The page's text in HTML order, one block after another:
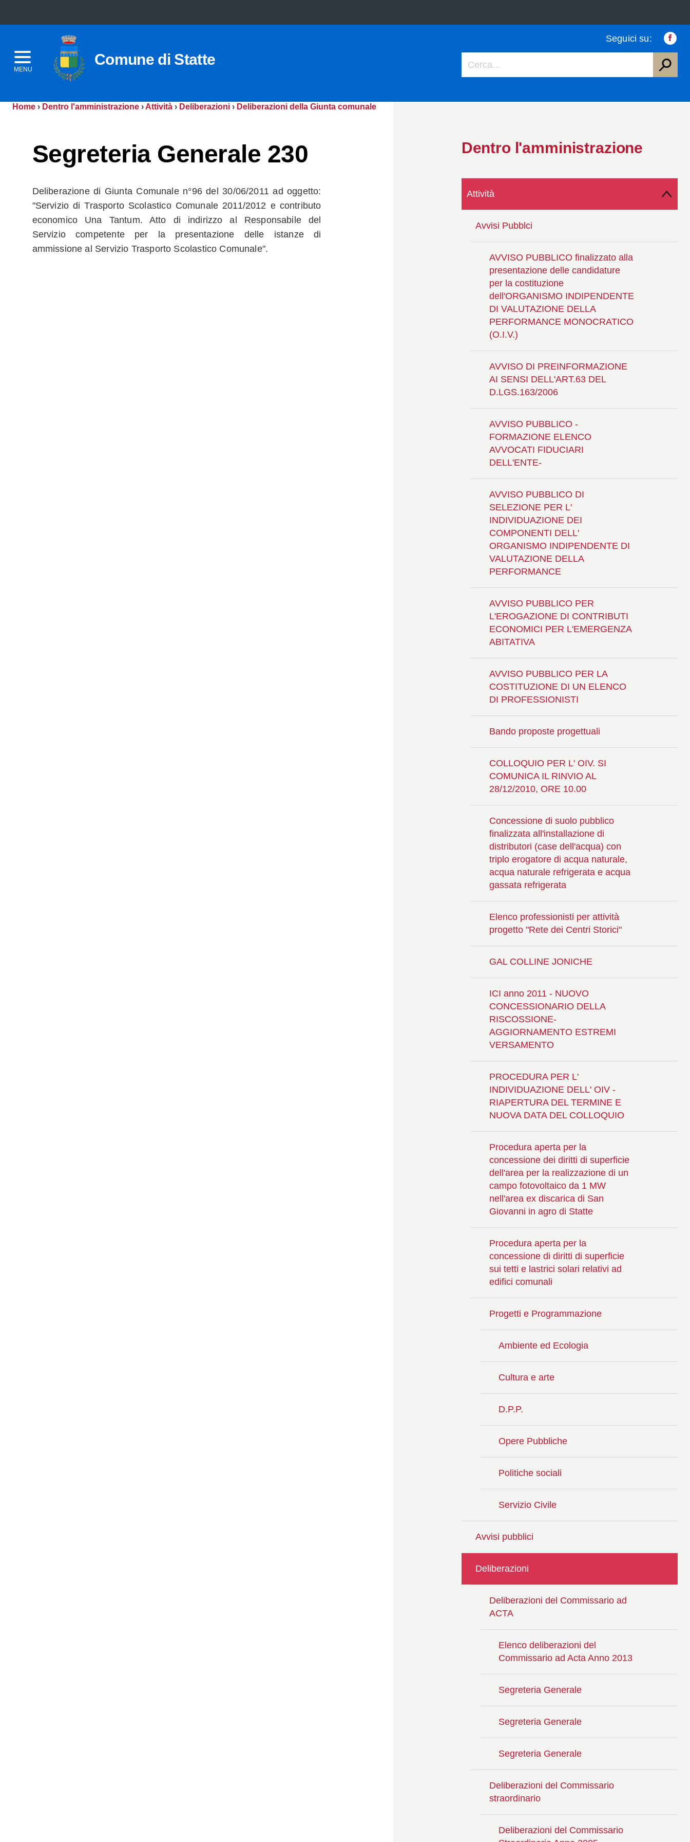
MENU
Comune di Statte
Seguici su:
Home › Dentro l'amministrazione › Attività › Deliberazioni › Deliberazioni della Giunta comunale
Segreteria Generale 230
Deliberazione di Giunta Comunale n°96 del 30/06/2011 ad oggetto:
"Servizio di Trasporto Scolastico Comunale 2011/2012 e contributo
economico Una Tantum. Atto di indirizzo al Responsabile del
Servizio competente per la presentazione delle istanze di
ammissione al Servizio Trasporto Scolastico Comunale".
Dentro l'amministrazione
Attività
Avvisi Pubblci
AVVISO PUBBLICO finalizzato alla
presentazione delle candidature
per la costituzione
dell'ORGANISMO INDIPENDENTE
DI VALUTAZIONE DELLA
PERFORMANCE MONOCRATICO
(O.I.V.)
AVVISO DI PREINFORMAZIONE
AI SENSI DELL'ART.63 DEL
D.LGS.163/2006
AVVISO PUBBLICO -
FORMAZIONE ELENCO
AVVOCATI FIDUCIARI
DELL'ENTE-
AVVISO PUBBLICO DI
SELEZIONE PER L'
INDIVIDUAZIONE DEI
COMPONENTI DELL'
ORGANISMO INDIPENDENTE DI
VALUTAZIONE DELLA
PERFORMANCE
AVVISO PUBBLICO PER
L'EROGAZIONE DI CONTRIBUTI
ECONOMICI PER L'EMERGENZA
ABITATIVA
AVVISO PUBBLICO PER LA
COSTITUZIONE DI UN ELENCO
DI PROFESSIONISTI
Bando proposte progettuali
COLLOQUIO PER L' OIV. SI
COMUNICA IL RINVIO AL
28/12/2010, ORE 10.00
Concessione di suolo pubblico
finalizzata all'installazione di
distributori (case dell'acqua) con
triplo erogatore di acqua naturale,
acqua naturale refrigerata e acqua
gassata refrigerata
Elenco professionisti per attività
progetto "Rete dei Centri Storici"
GAL COLLINE JONICHE
ICI anno 2011 - NUOVO
CONCESSIONARIO DELLA
RISCOSSIONE-
AGGIORNAMENTO ESTREMI
VERSAMENTO
PROCEDURA PER L'
INDIVIDUAZIONE DELL' OIV -
RIAPERTURA DEL TERMINE E
NUOVA DATA DEL COLLOQUIO
Procedura aperta per la
concessione dei diritti di superficie
dell'area per la realizzazione di un
campo fotovoltaico da 1 MW
nell'area ex discarica di San
Giovanni in agro di Statte
Procedura aperta per la
concessione di diritti di superficie
sui tetti e lastrici solari relativi ad
edifici comunali
Progetti e Programmazione
Ambiente ed Ecologia
Cultura e arte
D.P.P.
Opere Pubbliche
Politiche sociali
Servizio Civile
Avvisi pubblici
Deliberazioni
Deliberazioni del Commissario ad
ACTA
Elenco deliberazioni del
Commissario ad Acta Anno 2013
Segreteria Generale
Segreteria Generale
Segreteria Generale
Deliberazioni del Commissario
straordinario
Deliberazioni del Commissario